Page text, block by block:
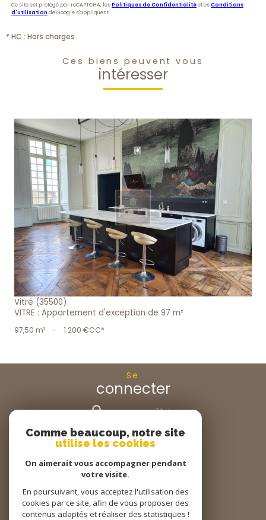
Ce site est protégé par reCAPTCHA, lesPolitiques de Confidentialitéet esConditions
d'utilisation de Google s'appliquent.
* HC : Hors charges
Ces biens peuvent vous
intéresser
voir le bien
Vitré (35500)
VITRE : Appartement d'exception de 97 m²
97,50 m² - 1 200 €CC*
Se
connecter
espace propriétaire
Nous
suivre
Nous
Comme beaucoup, notre site
utilise les cookies
On aimerait vous accompagner pendant
votre visite.
En poursuivant, vous acceptez l'utilisation des
cookies par ce site, afin de vous proposer des
contenus adaptés et réaliser des statistiques !